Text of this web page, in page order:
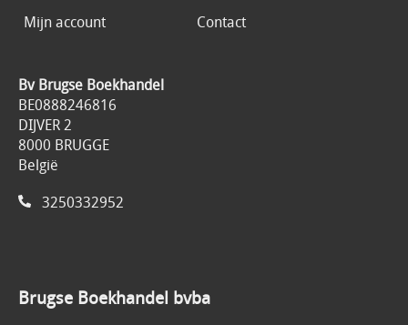
Mijn account
Contact
Bv Brugse Boekhandel
BE0888246816
DIJVER 2
8000 BRUGGE
België
3250332952
Brugse Boekhandel bvba